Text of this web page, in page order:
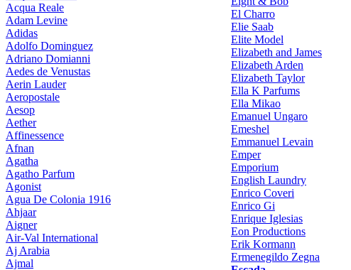
Acqua Reale
Adam Levine
Adidas
Adolfo Dominguez
Adriano Domianni
Aedes de Venustas
Aerin Lauder
Aeropostale
Aesop
Aether
Affinessence
Afnan
Agatha
Agatho Parfum
Agonist
Agua De Colonia 1916
Ahjaar
Aigner
Air-Val International
Aj Arabia
Ajmal
El Charro
Elie Saab
Elite Model
Elizabeth and James
Elizabeth Arden
Elizabeth Taylor
Ella K Parfums
Ella Mikao
Emanuel Ungaro
Emeshel
Emmanuel Levain
Emper
Emporium
English Laundry
Enrico Coveri
Enrico Gi
Enrique Iglesias
Eon Productions
Erik Kormann
Ermenegildo Zegna